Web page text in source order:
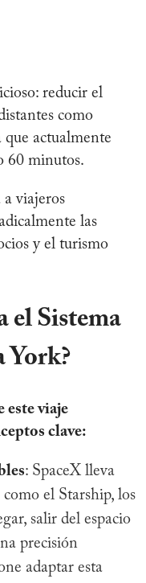
reducir el
como
actualmente
60 minutos.
a viajeros
las
y el turismo
el Sistema
York?
este viaje
clave:
: SpaceX lleva
el Starship, los
salir del espacio
precisión
adaptar esta